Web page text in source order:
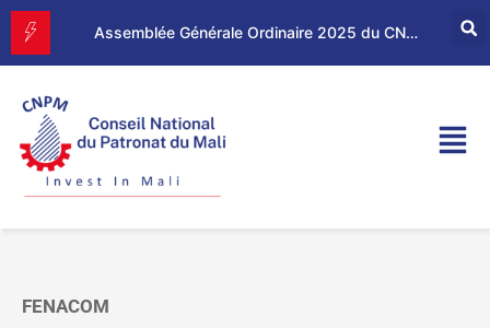
Assemblée Générale Ordinaire 2025 du CNPM
FENACOM